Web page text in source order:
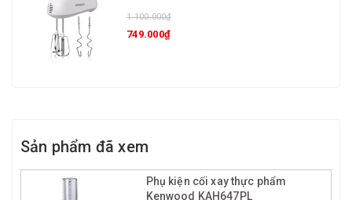
1.100.000₫
749.000₫
Sản phẩm đã xem
Phụ kiện cối xay thực phẩm
Kenwood KAH647PL